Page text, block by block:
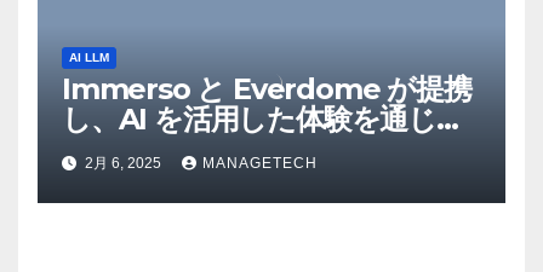
AI LLM
Immerso と Everdome が提携
し、AI を活用した体験を通じて
メタバースのイノベーションを
推進 – Intelligent CIO APAC
2月 6, 2025 MANAGETECH